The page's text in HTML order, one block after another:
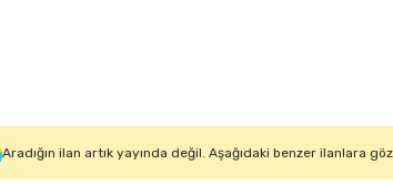
Aradığın ilan artık yayında değil. Aşağıdaki benzer ilanlara